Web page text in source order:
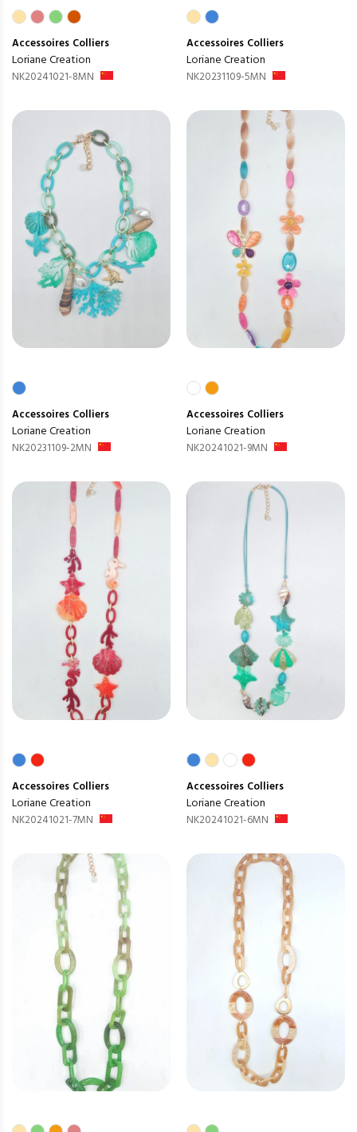
Accessoires Colliers
Loriane Creation
NK20241021-8MN
Accessoires Colliers
Loriane Creation
NK20231109-5MN
Accessoires Colliers
Loriane Creation
NK20231109-2MN
Accessoires Colliers
Loriane Creation
NK20241021-9MN
Accessoires Colliers
Loriane Creation
NK20241021-7MN
Accessoires Colliers
Loriane Creation
NK20241021-6MN